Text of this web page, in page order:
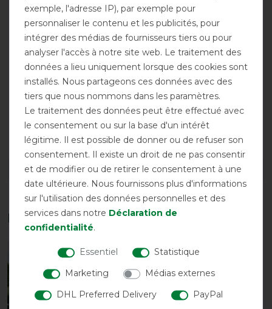
Fermeture
DÉTAILS SUR LA SÉCURITÉ DES PRODUITS
Les accessoires parfaits pour vous
exemple, l'adresse IP), par exemple pour
personnaliser le contenu et les publicités, pour
intégrer des médias de fournisseurs tiers ou pour
analyser l'accès à notre site web. Le traitement des
données a lieu uniquement lorsque des cookies sont
installés. Nous partageons ces données avec des
tiers que nous nommons dans les paramètres.
Le traitement des données peut être effectué avec
le consentement ou sur la base d'un intérêt
légitime. Il est possible de donner ou de refuser son
consentement. Il existe un droit de ne pas consentir
et de modifier ou de retirer le consentement à une
date ultérieure. Nous fournissons plus d'informations
sur l'utilisation des données personnelles et des
services dans notre Déclaration de
confidentialité.
Essentiel
Statistique
Marketing
Médias externes
DHL Preferred Delivery
PayPal